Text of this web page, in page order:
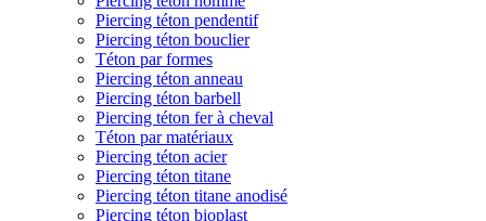
Piercing téton pendentif
Piercing téton bouclier
Téton par formes
Piercing téton anneau
Piercing téton barbell
Piercing téton fer à cheval
Téton par matériaux
Piercing téton acier
Piercing téton titane
Piercing téton titane anodisé
Piercing téton bioplast